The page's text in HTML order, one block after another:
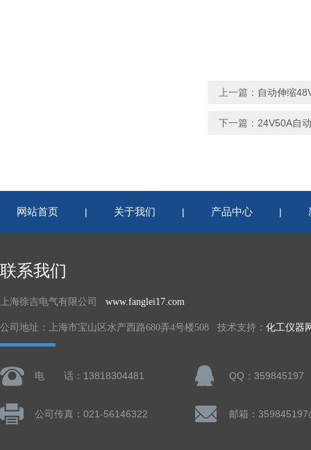
上一篇： 自动伸缩
下一篇： 24V50A自
网站首页 | 关于我们 | 产品中心 |
联系我们
上海徐吉电气有限公司 www.fanglei17.com
公司地址：上海市宝山区水产西路680弄4号楼508 技术支持： 化工仪器
电 话：13818304481 QQ：359845197
公司传真：021-56146322 邮箱：